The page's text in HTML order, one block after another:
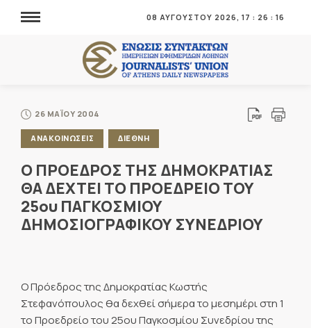
08 ΑΥΓΟΥΣΤΟΥ 2026, 17 : 26 : 17
26 ΜΑΪΟΥ 2004
ΑΝΑΚΟΙΝΩΣΕΙΣ ΔΙΕΘΝΗ
Ο ΠΡΟΕΔΡΟΣ ΤΗΣ ΔΗΜΟΚΡΑΤΙΑΣ
ΘΑ ΔΕΧΤΕΙ ΤΟ ΠΡΟΕΔΡΕΙΟ ΤΟΥ
25ου ΠΑΓΚΟΣΜΙΟΥ
ΔΗΜΟΣΙΟΓΡΑΦΙΚΟΥ ΣΥΝΕΔΡΙΟΥ
Ο Πρόεδρος της Δημοκρατίας Κωστής
Στεφανόπουλος θα δεχθεί σήμερα το μεσημέρι στη 1
το Προεδρείο του 25ου Παγκοσμίου Συνεδρίου της